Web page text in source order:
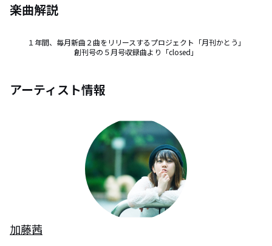
楽曲解説
１年間、毎月新曲２曲をリリースするプロジェクト「月刊かとう」
創刊号の５月号収録曲より「closed」
アーティスト情報
加藤茜